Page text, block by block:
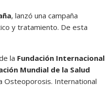
, lanzó una campaña
y tratamiento. De esta
la Fundación Internacional
Mundial de la Salud
Osteoporosis. International